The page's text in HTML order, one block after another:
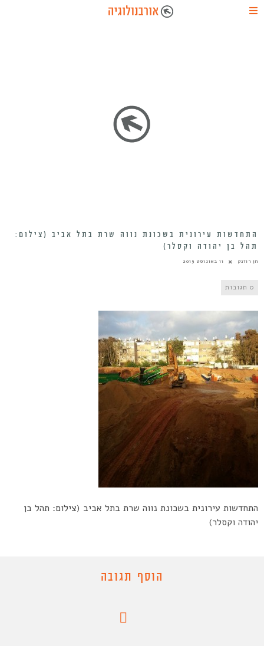
התחדשות עירונית בשכונת נווה שרת בתל אביב (צילום:
תהל בן יהודה וקסלר)
חן רוזנק 11 באוגוסט 2015
0 תגובות
התחדשות עירונית בשכונת נווה שרת בתל אביב (צילום: תהל בן
יהודה וקסלר)
הוסף תגובה